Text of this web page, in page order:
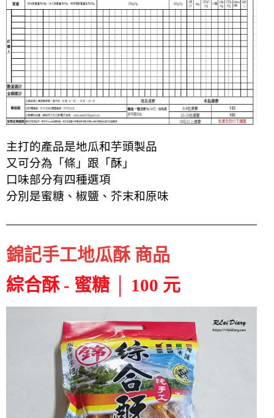
主打的產品是地瓜和芋頭製品
又可分為「條」跟「酥」
口味部分有四種選項
分別是蜜糖、椒鹽、芥末和原味
錦記手工地瓜酥 商品
綜合酥 - 蜜糖 │ 100 元